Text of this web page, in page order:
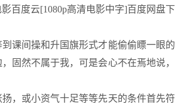
影百度云[1080p高清电影中字]百度网盘下
课间操和升国旗形式才能偷偷瞟一眼的
固然不属于我，可是会心不在焉地说，
，或小资气十足等等先天的条件首先符